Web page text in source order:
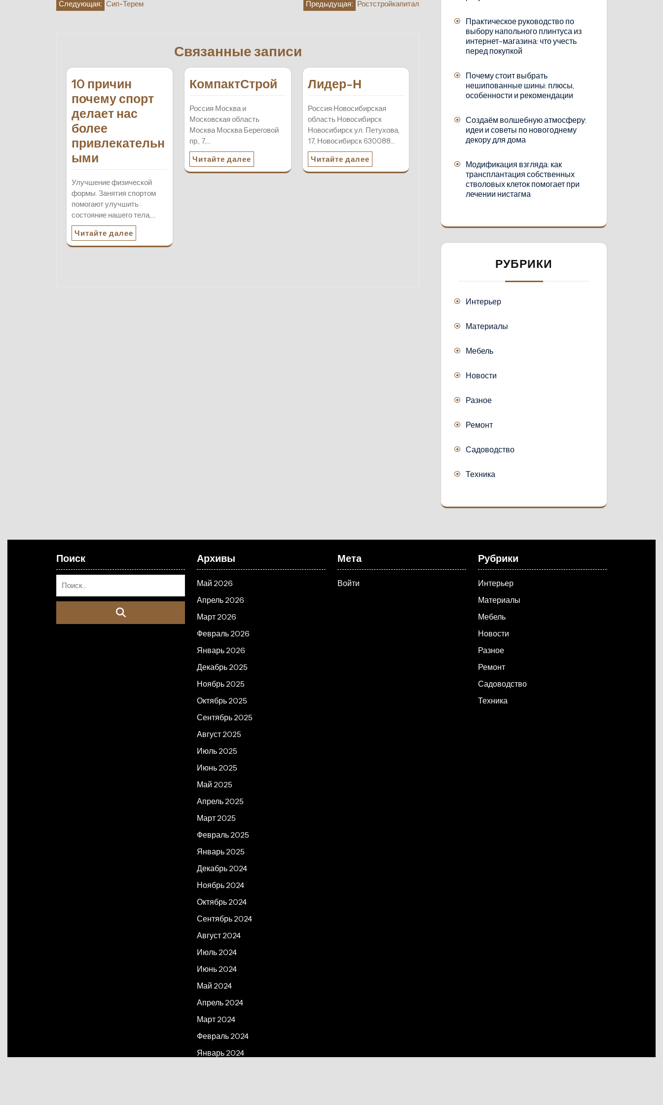
Навигация
Предыдущая: Ростстройкапитал
Следующая: Сип-Терем
Связанные записи
10 причин
почему спорт
делает нас
более
привлекательн
ыми
Улучшение физической
формы. Занятия спортом
помогают улучшить
состояние нашего тела,…
Читайте далее
КомпактСтрой
Россия Москва и
Московская область
Москва Москва Береговой
пр., 7,…
Читайте далее
Лидер-Н
Россия Новосибирская
область Новосибирск
Новосибирск ул. Петухова,
17, Новосибирск 630088…
Читайте далее
Практическое руководство по
выбору напольного плинтуса из
интернет-магазина: что учесть
перед покупкой
Почему стоит выбрать
нешипованные шины: плюсы,
особенности и рекомендации
Создаём волшебную атмосферу:
идеи и советы по новогоднему
декору для дома
Модификация взгляда: как
трансплантация собственных
стволовых клеток помогает при
лечении нистагма
РУБРИКИ
Интерьер
Материалы
Мебель
Новости
Разное
Ремонт
Садоводство
Техника
Поиск Архивы
Май 2026
Апрель 2026
Март 2026
Февраль 2026
Январь 2026
Декабрь 2025
Ноябрь 2025
Октябрь 2025
Сентябрь 2025
Август 2025
Июль 2025
Июнь 2025
Май 2025
Апрель 2025
Март 2025
Февраль 2025
Январь 2025
Декабрь 2024
Ноябрь 2024
Октябрь 2024
Сентябрь 2024
Август 2024
Июль 2024
Июнь 2024
Май 2024
Апрель 2024
Март 2024
Февраль 2024
Январь 2024
Мета
Войти
Рубрики
Интерьер
Материалы
Мебель
Новости
Разное
Ремонт
Садоводство
Техника